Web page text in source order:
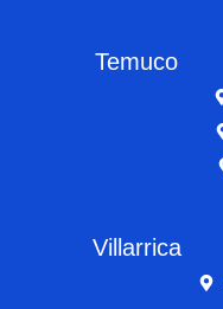
Temuco
Villarrica